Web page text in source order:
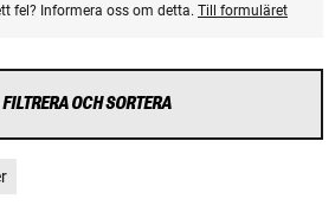
fel? Informera oss om detta. Till formuläret
FILTRERA OCH SORTERA